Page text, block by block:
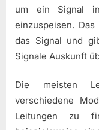
um ein Signal
einzuspeisen.
das Signal und
Signale Auskunft
Die meisten
verschiedene
Leitungen zu